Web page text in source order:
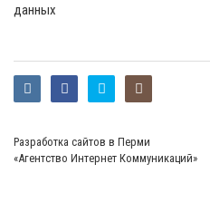
данных
Разработка сайтов в Перми
«Агентство Интернет Коммуникаций»